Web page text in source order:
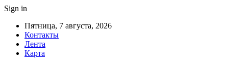
Sign in
Пятница, 7 августа, 2026
Контакты
Лента
Карта